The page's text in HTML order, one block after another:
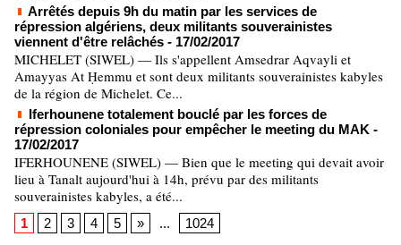
Arrêtés depuis 9h du matin par les services de
répression algériens, deux militants souverainistes
viennent d'être relâchés - 17/02/2017
MICHELET (SIWEL) — Ils s'appellent Amsedrar Aqvayli et
Amayyas At Ḥemmu et sont deux militants souverainistes kabyles
de la région de Michelet. Ce...
Iferhounene totalement bouclé par les forces de
répression coloniales pour empêcher le meeting du MAK -
17/02/2017
IFERHOUNENE (SIWEL) — Bien que le meeting qui devait avoir
lieu à Tanalt aujourd'hui à 14h, prévu par des militants
souverainistes kabyles, a été...
1 2 3 4 5 » ... 1024